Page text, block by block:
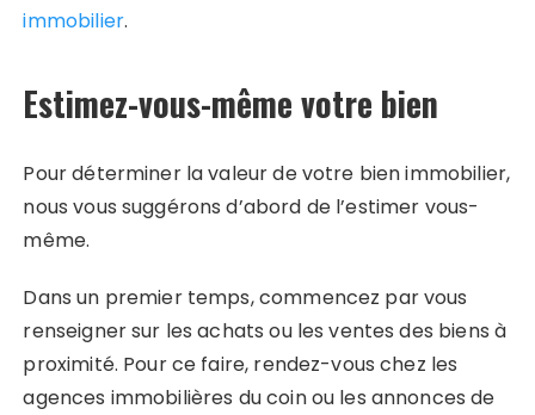
immobilier.
Estimez-vous-même votre bien
Pour déterminer la valeur de votre bien immobilier,
nous vous suggérons d’abord de l’estimer vous-
même.
Dans un premier temps, commencez par vous
renseigner sur les achats ou les ventes des biens à
proximité. Pour ce faire, rendez-vous chez les
agences immobilières du coin ou les annonces de